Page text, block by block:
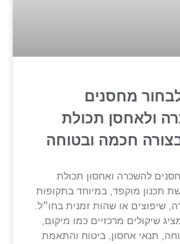
מחסנים
ולאחסן תכולת
חכמה ובטוחה
להשכרה ואחסון תכולת
תכנון מוקפד, במיוחד בתקופות
שיפוצים או שהות זמנית בחו״ל.
שיקולים מרכזיים כמו מיקום,
תנאי אחסון, ביטוח והתאמת